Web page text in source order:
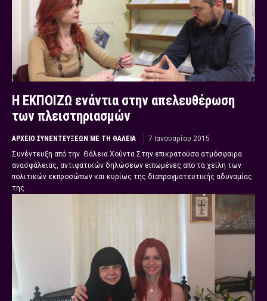
Η ΕΚΠΟΙΖΩ ενάντια στην απελευθέρωση
των πλειστηριασμών
ΑΡΧΕΊΟ ΣΥΝΕΝΤΕΎΞΕΩΝ ΜΕ ΤΗ ΘΆΛΕΙΑ
7 Ιανουαρίου 2015
Συνέντευξη από την Θάλεια Χούντα Στην επικρατούσα ατμόσφαιρα
ανασφάλειας, αντιφατικών δηλώσεων ειπωμένες απο τα χείλη των
πολιτικών εκπροσώπων και κυρίως της διαπραγματευτικής αδυναμίας
της...